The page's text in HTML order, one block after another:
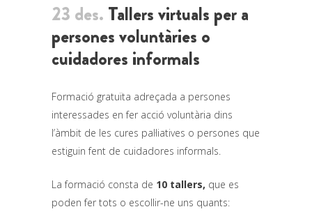
23 des. Tallers virtuals per a
persones voluntàries o
cuidadores informals
Formació gratuïta adreçada a persones
interessades en fer acció voluntària dins
l’àmbit de les cures pal·liatives o persones que
estiguin fent de cuidadores informals.
La formació consta de 10 tallers, que es
poden fer tots o escollir-ne uns quants: